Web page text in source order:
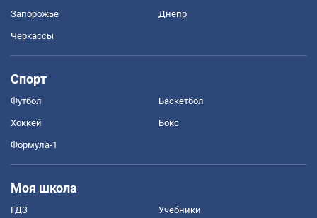
Запорожье Днепр
Черкассы
Спорт
Футбол Баскетбол
Хоккей Бокс
Формула-1
Моя школа
ГДЗ Учебники